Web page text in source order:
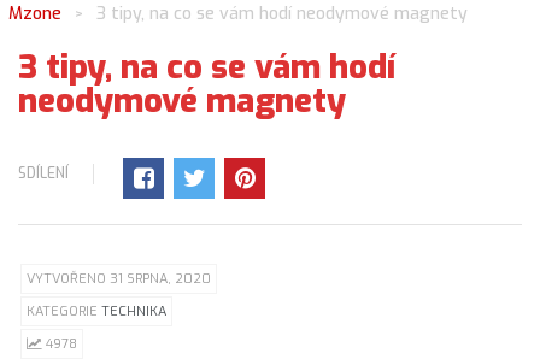
Mzone > 3 tipy, na co se vám hodí neodymové magnety
3 tipy, na co se vám hodí
neodymové magnety
SDÍLENÍ
VYTVOŘENO 31 SRPNA, 2020
KATEGORIE TECHNIKA
4978